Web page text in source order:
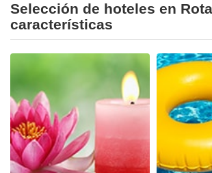
Selección de hoteles en
características